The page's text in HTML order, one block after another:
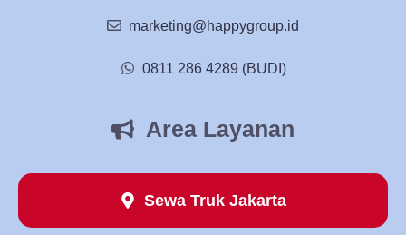
marketing@happygroup.id
0811 286 4289 (BUDI)
Area Layanan
Sewa Truk Jakarta